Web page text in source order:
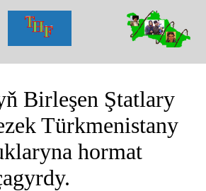
Birleşen Ştatlary
Türkmenistany
hormat